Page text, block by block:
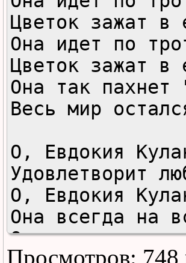
Цветок зажат в
Она идет по
Цветок зажат в
Она так пахнет
Весь мир
О, Евдокия
Удовлетворит
О, Евдокия
Она всегда на
Она поклонница
Просмотров: 748